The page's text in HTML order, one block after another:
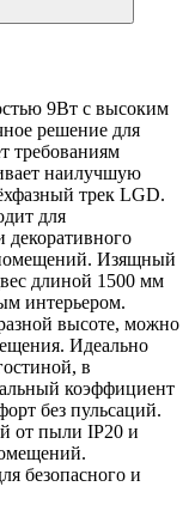
9Вт с высоким
решение для
требованиям
наилучшую
трек LGD.
для
декоративного
Изящный
длиной 1500 мм
интерьером.
высоте, можно
Идеально
в
коэффициент
без пульсаций.
от пыли IP20 и
безопасного и